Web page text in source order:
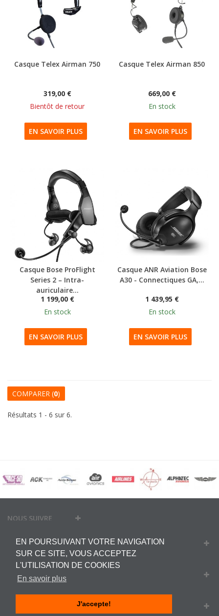
EN POURSUIVANT VOTRE NAVIGATION
SUR CE SITE, VOUS ACCEPTEZ
L'UTILISATION DE COOKIES
En savoir plus
J'accepte!
Casque Telex Airman 750
319,00 €
Bientôt de retour
EN SAVOIR PLUS
Casque Telex Airman 850
669,00 €
En stock
EN SAVOIR PLUS
Casque Bose ProFlight
Series 2 – Intra-
auriculaire...
1 199,00 €
En stock
EN SAVOIR PLUS
Casque ANR Aviation Bose
A30 - Connectiques GA,...
1 439,95 €
En stock
EN SAVOIR PLUS
COMPARER (0)
Résultats 1 - 6 sur 6.
NOUS SUIVRE
MON COMPTE
INFORMATIONS
INFORMATIONS SUR VOTRE BOUTIQUE